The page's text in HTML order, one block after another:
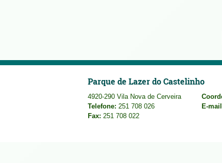
Parque de Lazer do Castelinho
4920-290 Vila Nova de Cerveira
Telefone: 251 708 026
Fax: 251 708 022
E-